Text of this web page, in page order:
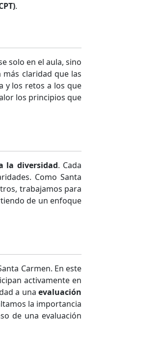
.
solo en el aula, sino
claridad que las
y los retos a los que
los principios que
la diversidad. Cada
Como Santa
trabajamos para
de un enfoque
Carmen. En este
activamente en
a una evaluación
la importancia
de una evaluación